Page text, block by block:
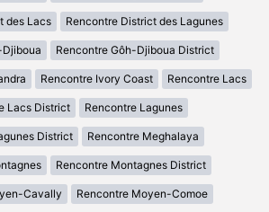
des Lacs Rencontre District des Lagunes
Rencontre Gôh-Djiboua District
Rencontre Ivory Coast Rencontre Lacs
Lacs District Rencontre Lagunes
District Rencontre Meghalaya
Rencontre Montagnes District
Cavally Rencontre Moyen-Comoe